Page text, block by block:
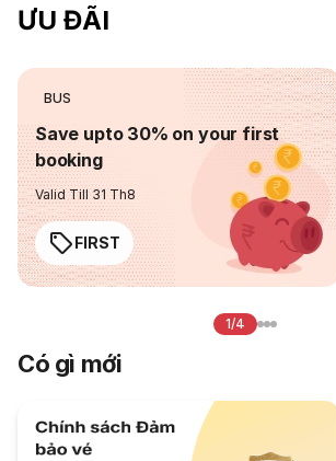
ƯU ĐÃI
BUS
Save upto 30% on your first
booking
Valid Till 31 Th8
FIRST
1/4
Có gì mới